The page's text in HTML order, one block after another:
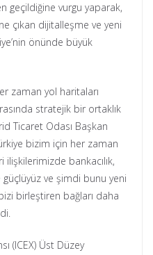
geçildiğine vurgu yaparak,
çıkan dijitalleşme ve yeni
önünde büyük
zaman yol haritaları
stratejik bir ortaklık
Ticaret Odası Başkan
bizim için her zaman
bankacılık,
ve şimdi bunu yeni
birleştiren bağları daha
(ICEX) Üst Düzey